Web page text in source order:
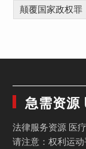
颠覆国家政权罪
急需资源
法律服务资源 医
请注意：权利运